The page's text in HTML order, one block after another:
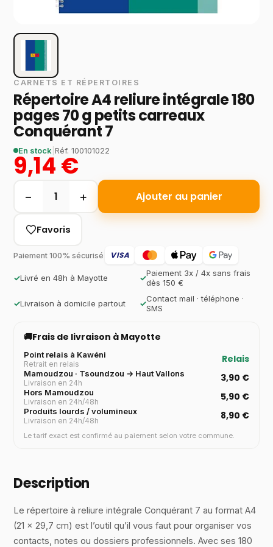
CARNETS ET RÉPERTOIRES
Répertoire A4 reliure intégrale 180
pages 70 g petits carreaux
Conquérant 7
En stock |Réf.100101022
9,14 €
− 1 + Ajouter au panier
Favoris
Paiement 100% sécurisé VISA
✓Livré en 48h à Mayotte ✓Paiement 3x / 4x sans frais
dès 150 €
✓Livraison à domicile partout ✓Contact mail · téléphone ·
SMS
🚚Frais de livraison à Mayotte
Point relais à Kawéni
Retrait en relais Relais
Mamoudzou · Tsoundzou → Haut Vallons
Livraison en 24h 3,90 €
Hors Mamoudzou
Livraison en 24h/48h 5,90 €
Produits lourds / volumineux
Livraison en 24h/48h 8,90 €
Le tarif exact est confirmé au paiement selon votre commune.
Description
Le répertoire à reliure intégrale Conquérant 7 au format A4
(21 × 29,7 cm) est l’outil qu’il vous faut pour organiser vos
contacts, notes ou dossiers professionnels. Avec ses 180